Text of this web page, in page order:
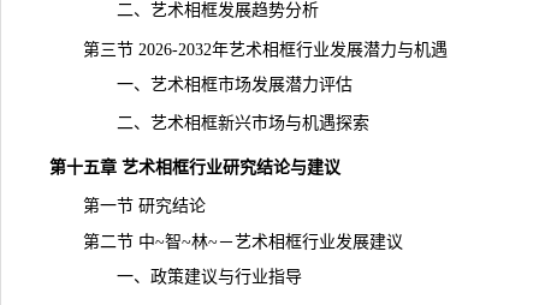
二、艺术相框发展趋势分析
第三节 2026-2032年艺术相框行业发展潜力与机遇
一、艺术相框市场发展潜力评估
二、艺术相框新兴市场与机遇探索
第十五章 艺术相框行业研究结论与建议
第一节 研究结论
第二节 中~智~林~－艺术相框行业发展建议
一、政策建议与行业指导